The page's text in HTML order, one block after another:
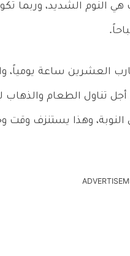
النوم الشديد، وربما
العشرين ساعة
أجل تناول الطعام
وهذا يستنزف وقت